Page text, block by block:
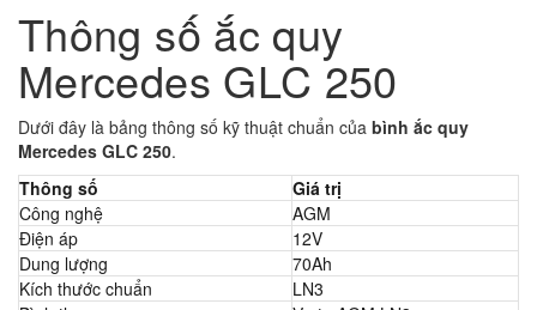
Thông số ắc quy
Mercedes GLC 250
Dưới đây là bảng thông số kỹ thuật chuẩn của bình ắc quy
Mercedes GLC 250.
Thông số
Giá trị
Công nghệ
AGM
Điện áp
12V
Dung lượng
70Ah
Kích thước chuẩn
LN3